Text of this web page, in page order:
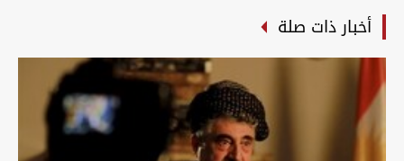
أخبار ذات صلة